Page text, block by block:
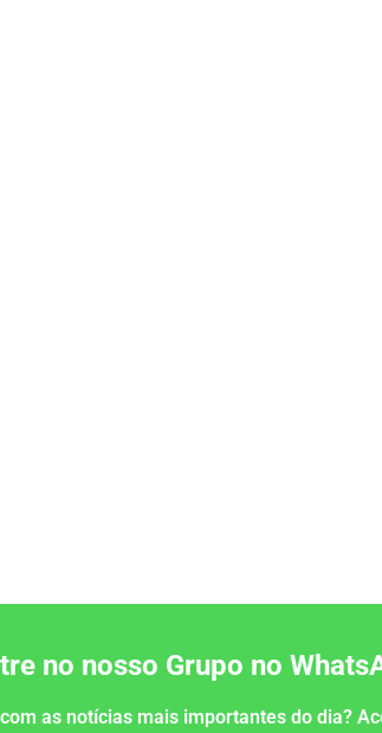
no nosso Grupo no
as notícias mais importantes do dia?